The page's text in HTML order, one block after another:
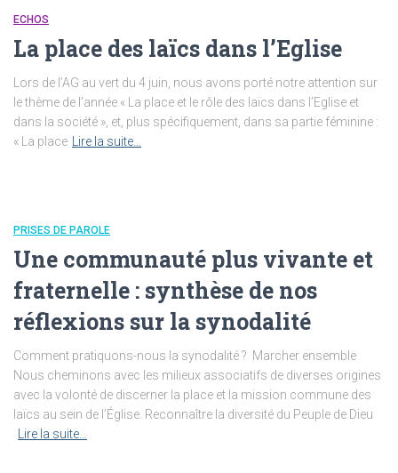
ECHOS
La place des laïcs dans l’Eglise
Lors de l’AG au vert du 4 juin, nous avons porté notre attention sur
le thème de l’année « La place et le rôle des laïcs dans l’Eglise et
dans la société », et, plus spécifiquement, dans sa partie féminine :
« La place
Lire la suite…
PRISES DE PAROLE
Une communauté plus vivante et
fraternelle : synthèse de nos
réflexions sur la synodalité
Comment pratiquons-nous la synodalité ? Marcher ensemble
Nous cheminons avec les milieux associatifs de diverses origines
avec la volonté de discerner la place et la mission commune des
laïcs au sein de l’Église. Reconnaître la diversité du Peuple de Dieu
Lire la suite…